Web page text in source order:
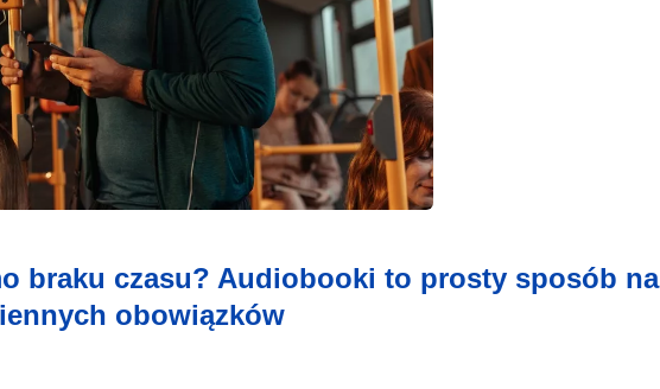
braku czasu? Audiobooki to prosty sposób na
obowiązków